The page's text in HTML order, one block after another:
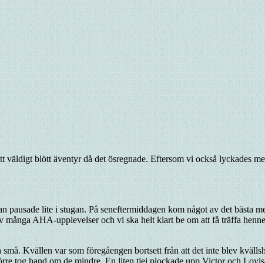
blött äventyr då det ösregnade. Eftersom vi också lyckades
lite i stugan. På seneftermiddagen kom något av det bästa
AHA-upplevelser och vi ska helt klart be om att få träffa
Kvällen var som föregåengen bortsett från att det inte blev
tog hand om de mindre. En liten tjej plockade upp Victor och